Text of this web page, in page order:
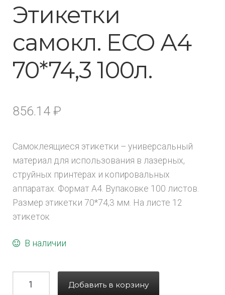
Этикетки
самокл. ECO А4
70*74,3 100л.
856.14 ₽
Самоклеящиеся этикетки – универсальный
материал для использования в лазерных,
струйных принтерах и копировальных
аппаратах. Формат А4. Вупаковке 100 листов.
Размер этикетки 70*74,3 мм. На листе 12
этикеток
В наличии
Добавить в корзину